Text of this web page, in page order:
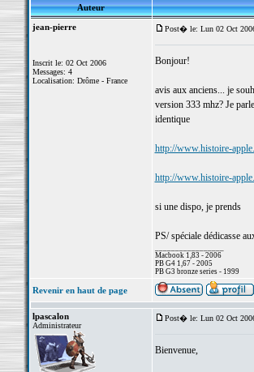
Auteur
jean-pierre
Inscrit le: 02 Oct 2006
Messages: 4
Localisation: Drôme - France
Post� le: Lun 02 Oct
Bonjour!
avis aux anciens... je
version 333 mhz? Je
identique
http://www.histoire-
http://www.histoire-
si une dispo, je prends
PS/ spéciale dédicasse
Macbook 1,83 - 2006
PB G4 1,67 - 2005
PB G3 bronze series - 1999
Revenir en haut de page
lpascalon
Administrateur
Post� le: Lun 02 Oct
Bienvenue,